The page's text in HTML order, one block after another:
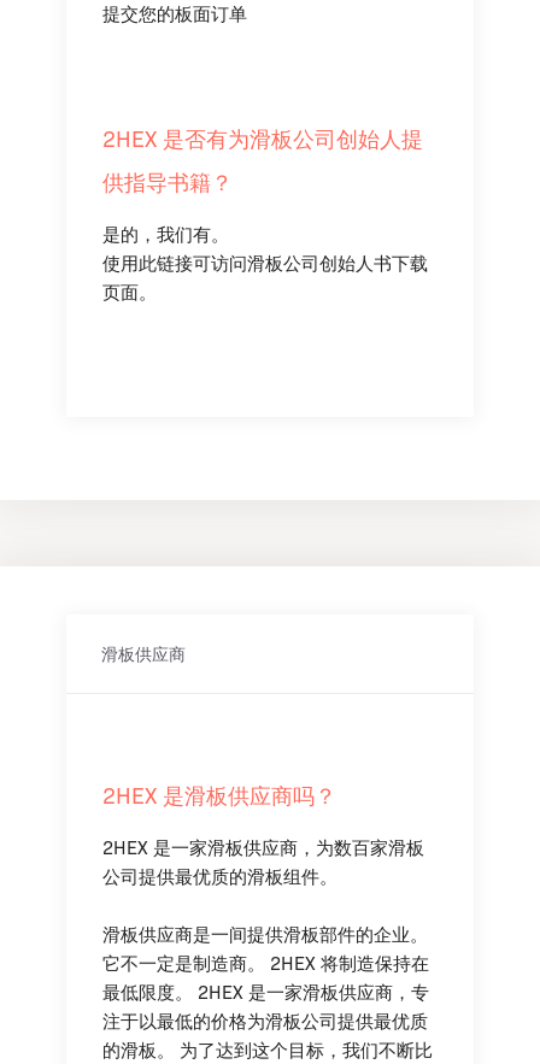
提交您的板面订单
2HEX 是否有为滑板公司创始人提
供指导书籍？
是的，我们有。
使用此链接可访问滑板公司创始人书下载
页面。
滑板供应商
2HEX 是滑板供应商吗？
2HEX 是一家滑板供应商，为数百家滑板
公司提供最优质的滑板组件。
滑板供应商是一间提供滑板部件的企业。
它不一定是制造商。 2HEX 将制造保持在
最低限度。 2HEX 是一家滑板供应商，专
注于以最低的价格为滑板公司提供最优质
的滑板。 为了达到这个目标，我们不断比